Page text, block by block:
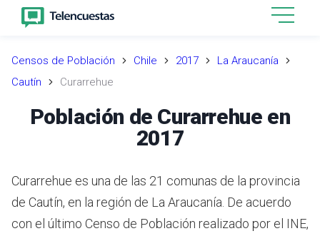
Censos de Población Chile 2017
La Araucanía
Cautín
Curarrehue
Población de Curarrehue en
2017
Curarrehue es una de las 21 comunas de la provincia
de Cautín, en la región de La Araucanía. De acuerdo
con el último Censo de Población realizado por el INE,